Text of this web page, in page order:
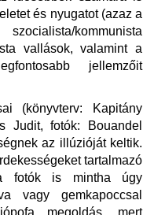
és nyugatot (azaz a
kommunista
vallások, valamint a
jellemzőit
(könyvterv: Kapitány
Judit, fotók: Bouandel
az illúzióját keltik.
tartalmazó
fotók is mintha úgy
vagy gemkapoccsal
megoldás, mert